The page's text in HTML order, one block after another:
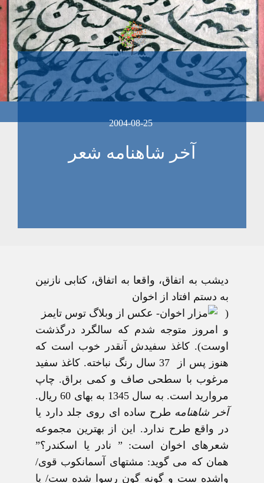
2004-08-25
آخر شاهنامه شعر
ديشب به اتفاق، واقعا به اتفاق، کتابی نازنين
به دستم افتاد از اخوان
(
و امروز متوجه شدم که سالگرد درگذشت
اوست). کاغذ سفيدش آنقدر خوب است که
هنوز پس از 37 سال رنگ نباخته. کاغذ سفيد
مرغوب با سطحی صاف و کمی براق. چاپ
مرواريد است. به سال 1345 به بهای 60 ريال.
آخر شاهنامه طرح ساده ای روی جلد دارد يا
در واقع طرح ندارد. اين از بهترين مجموعه
شعرهای اخوان است: ” نادر يا اسکندر؟”
همان که می گويد: مشتهای آسمانکوب قوی/
واشده ست و گونه گون رسوا شده ست/ يا